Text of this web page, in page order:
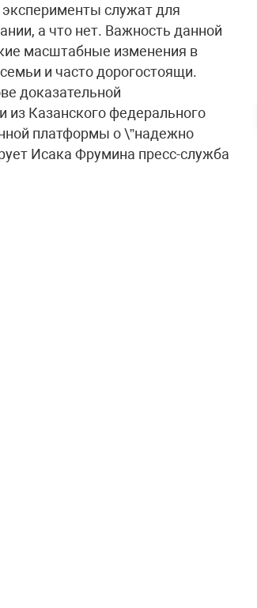
служат для
а что нет. Важность данной
масштабные изменения в
и часто дорогостоящи.
доказательной
из Казанского федерального
платформы о \”надежно
Исака Фрумина пресс-служба